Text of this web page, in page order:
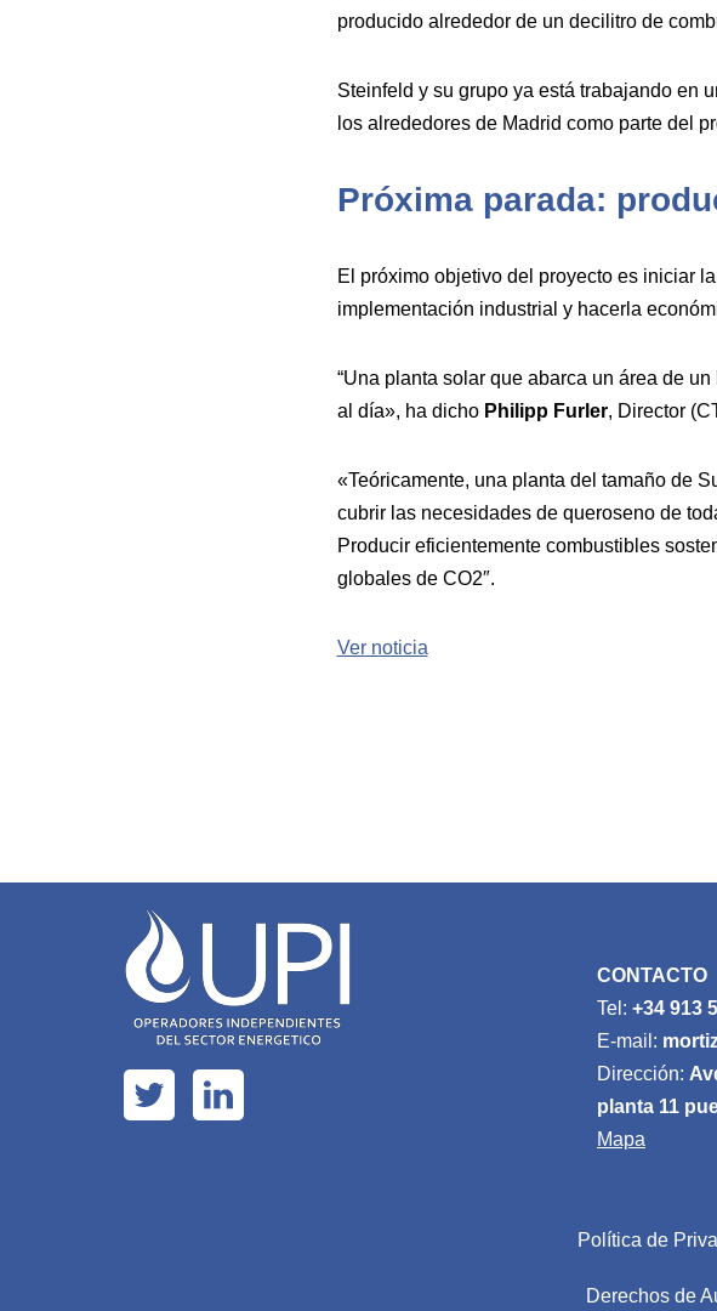
producido alrededor de un decilitro de
Steinfeld y su grupo ya está trabajando en
los alrededores de Madrid como parte del
Próxima parada:
El próximo objetivo del proyecto es iniciar
implementación industrial y hacerla
“Una planta solar que abarca un área de
al día», ha dicho Philipp Furler, Director
«Teóricamente, una planta del tamaño de
cubrir las necesidades de queroseno de
Producir eficientemente combustibles
globales de CO2″.
Ver noticia
CONTACTO
Tel: +34 913
E-mail:
Dirección:
planta 11
Mapa
Política de
Derechos de